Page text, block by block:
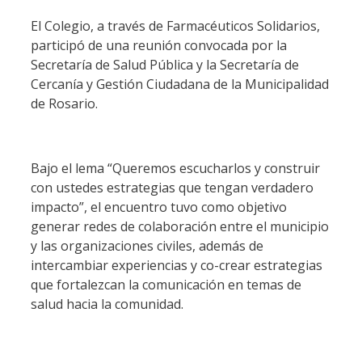
El Colegio, a través de Farmacéuticos Solidarios,
participó de una reunión convocada por la
Secretaría de Salud Pública y la Secretaría de
Cercanía y Gestión Ciudadana de la Municipalidad
de Rosario.
Bajo el lema “Queremos escucharlos y construir
con ustedes estrategias que tengan verdadero
impacto”, el encuentro tuvo como objetivo
generar redes de colaboración entre el municipio
y las organizaciones civiles, además de
intercambiar experiencias y co-crear estrategias
que fortalezcan la comunicación en temas de
salud hacia la comunidad.